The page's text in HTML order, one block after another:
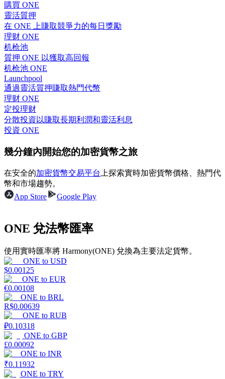
合約指南
合約功能使用指南
交易策略
學習如何保持盈利
理財
增值寶
購買 ONE
靈活質押
在 ONE 上賺取競爭力的每日獎勵
理财 ONE
机枪池
質押 ONE 以獲取高回報
机枪池 ONE
Launchpool
通過靈活質押賺取熱門代幣
理财 ONE
定投理财
分散投資以賺取長期利潤和靈活利息
投資 ONE
幾分鐘內開始您的加密貨幣之旅
在安全的加密貨幣交易平台 上探索實時加密貨幣價格、熱門代
幣和市場趨勢。
App Store
Google Play
ONE 兌法幣匯率
使用實時匯率將 Harmony(ONE) 兌換為主要法定貨幣。
ONE to USD
$0.00125
ONE to EUR
€0.00108
ONE to BRL
R$0.00639
ONE to RUB
₽0.10318
ONE to GBP
£0.00092
ONE to INR
₹0.11932
ONE to TRY